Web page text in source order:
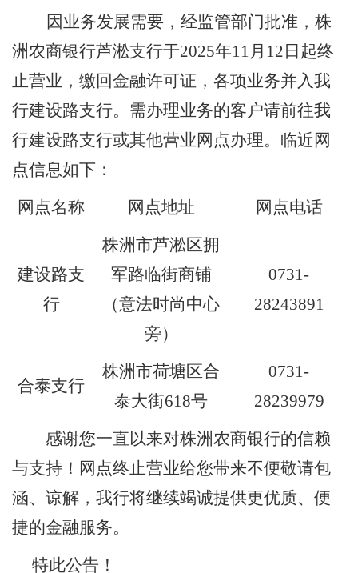
因业务发展需要，经监管部门批准，株
洲农商银行芦淞支行于2025年11月12日起终
止营业，缴回金融许可证，各项业务并入我
行建设路支行。需办理业务的客户请前往我
行建设路支行或其他营业网点办理。临近网
点信息如下：
网点名称
网点地址 网点电话
建设路支
行
株洲市芦淞区拥
军路临街商铺
（意法时尚中心
旁）
0731-
28243891
合泰支行
株洲市荷塘区合
泰大街618号
0731-
28239979
感谢您一直以来对株洲农商银行的信赖
与支持！网点终止营业给您带来不便敬请包
涵、谅解，我行将继续竭诚提供更优质、便
捷的金融服务。
特此公告！